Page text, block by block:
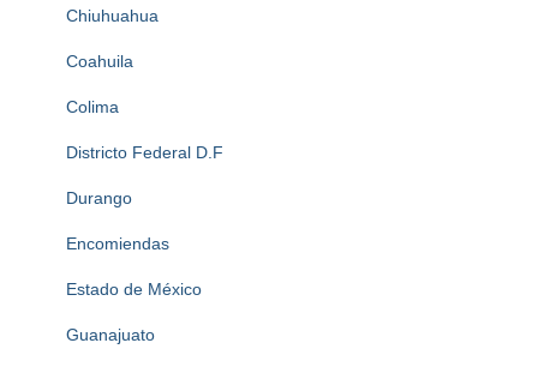
Chiuhuahua
Coahuila
Colima
Districto Federal D.F
Durango
Encomiendas
Estado de México
Guanajuato